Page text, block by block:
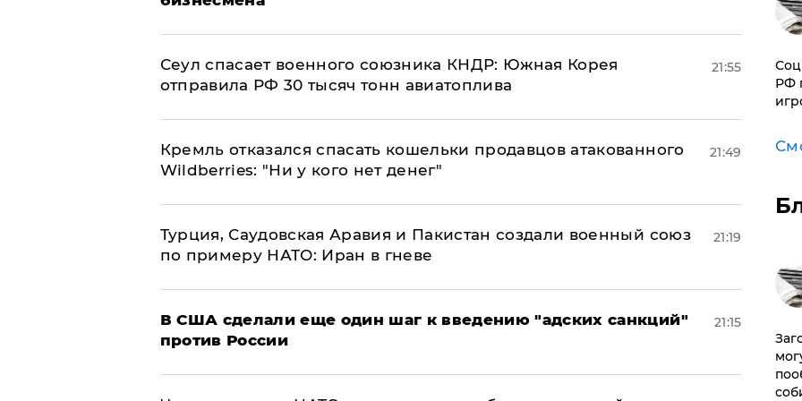
​Сеул спасает военного союзника КНДР: Южная Корея
отправила РФ 30 тысяч тонн авиатоплива
21:55
Кремль отказался спасать кошельки продавцов атакованного
Wildberries: "Ни у кого нет денег"
21:49
Турция, Саудовская Аравия и Пакистан создали военный союз
по примеру НАТО: Иран в гневе
21:19
В США сделали еще один шаг к введению "адских санкций"
против России
21:15
РФ